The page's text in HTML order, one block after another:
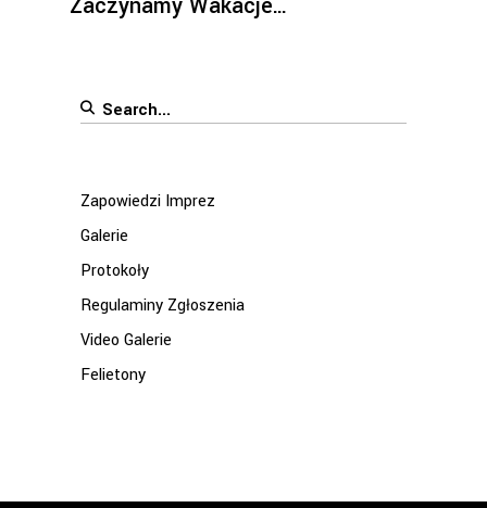
Zaczynamy Wakacje…
Search
Zapowiedzi Imprez
Galerie
Protokoły
Regulaminy Zgłoszenia
Video Galerie
Felietony